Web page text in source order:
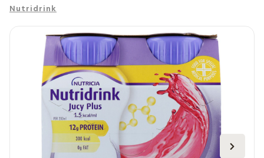
Nutridrink